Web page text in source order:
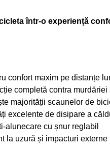
într-o experiență
confort maxim pe distanțe
completă contra murdăriei
majorității scaunelor de
excelente de disipare a
alunecare cu șnur reglabil
la uzură și impacturi externe